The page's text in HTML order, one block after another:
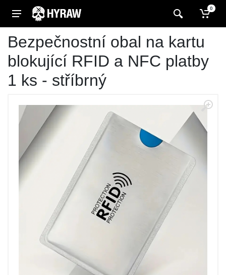
0
Bezpečnostní obal na kartu
blokující RFID a NFC platby
1 ks - stříbrný